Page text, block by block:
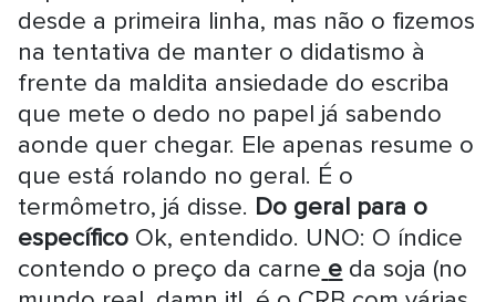
desde a primeira linha, mas não o fizemos
na tentativa de manter o didatismo à
frente da maldita ansiedade do escriba
que mete o dedo no papel já sabendo
aonde quer chegar. Ele apenas resume o
que está rolando no geral. É o
termômetro, já disse. Do geral para o
específico Ok, entendido. UNO: O índice
contendo o preço da carne e da soja (no